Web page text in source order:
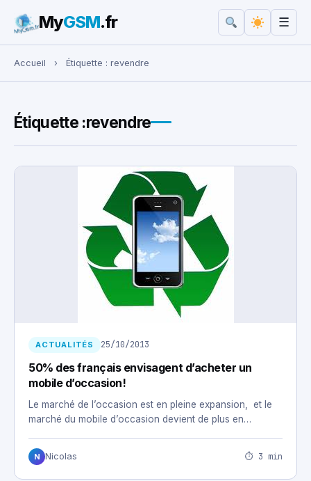
Rechercher :
MyGSM.fr ☰
Accueil › Étiquette : revendre
Étiquette :revendre
ACTUALITÉS 25/10/2013
50% des français envisagent d’acheter un
mobile d’occasion!
Le marché de l’occasion est en pleine expansion, et le
marché du mobile d’occasion devient de plus en…
N Nicolas ⏱ 3 min